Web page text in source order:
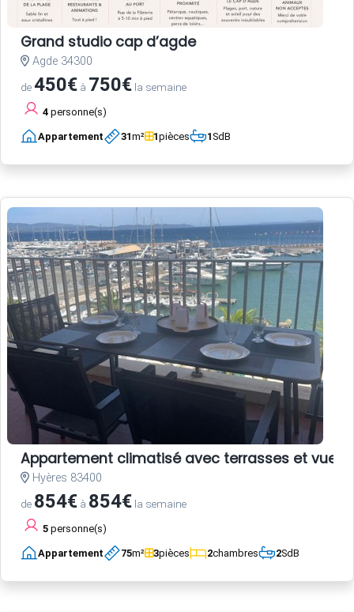
Grand studio cap d’agde
Agde 34300
de450€ à 750€ la semaine
4 personne(s)
Appartement 31m² 1pièces 1SdB
Appartement climatisé avec terrasses et vue
Hyères 83400
de 854€ à 854€ la semaine
5 personne(s)
Appartement 75m² 3pièces 2chambres 2SdB